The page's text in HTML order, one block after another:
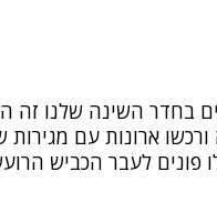
בחדר השינה שלנו זה
ארונות עם
פונים לעבר הכביש